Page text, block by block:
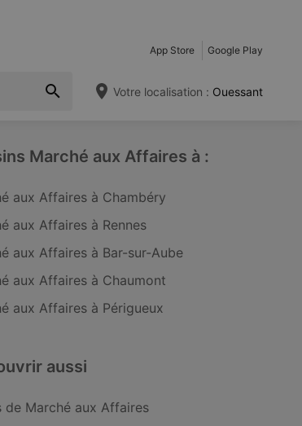
App Store Google Play
Votre localisation : Ouessant
Marché aux Affaires à :
aux Affaires à Chambéry
aux Affaires à Rennes
aux Affaires à Bar-sur-Aube
aux Affaires à Chaumont
aux Affaires à Périgueux
aussi
de Marché aux Affaires